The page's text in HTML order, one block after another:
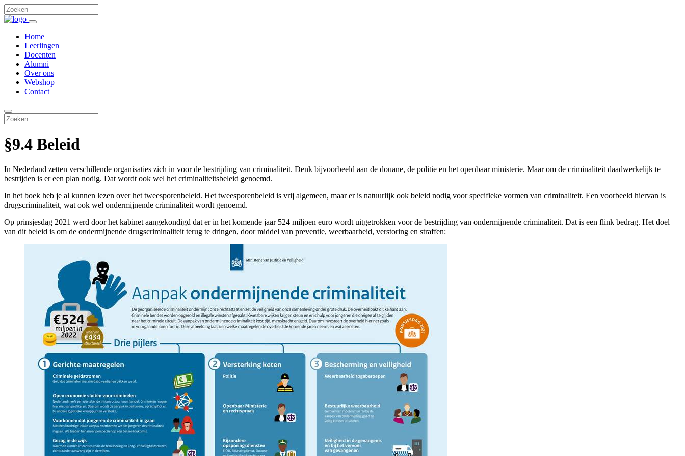
Home
Leerlingen
Docenten
Alumni
Over ons
Webshop
Contact
§9.4 Beleid
In Nederland zetten verschillende organisaties zich in voor de bestrijding van criminaliteit. Denk bijvoorbeeld aan de douane, de politie en het openbaar ministerie. Maar om de criminaliteit daadwerkelijk te
bestrijden is er een plan nodig. Dat wordt ook wel het criminaliteitsbeleid genoemd.
In het boek heb je al kunnen lezen over het tweesporenbeleid. Het tweesporenbeleid is vrij algemeen, maar er is natuurlijk ook beleid nodig voor specifieke vormen van criminaliteit. Een voorbeeld hiervan is
drugscriminaliteit, wat ook wel ondermijnende criminaliteit wordt genoemd.
Op prinsjesdag 2021 werd door het kabinet aangekondigd dat er in het komende jaar 524 miljoen euro wordt uitgetrokken voor de bestrijding van ondermijnende criminaliteit. Dat is een flink bedrag. Het doel
van dit beleid is om de ondermijnende drugscriminaliteit terug te dringen, door middel van preventie, weerbaarheid, verstoring en straffen: